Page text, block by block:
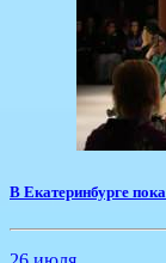
​В Екатеринбурге